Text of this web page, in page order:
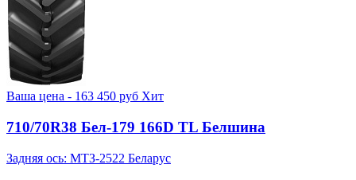
Ваша цена - 163 450 руб Хит
710/70R38 Бел-179 166D TL Белшина
Задняя ось: МТЗ-2522 Беларус